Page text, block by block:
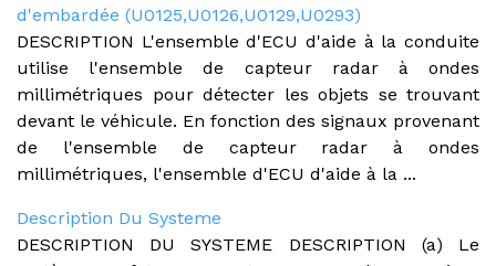
d'embardée (U0125,U0126,U0129,U0293)
DESCRIPTION L'ensemble d'ECU d'aide à la conduite
utilise l'ensemble de capteur radar à ondes
millimétriques pour détecter les objets se trouvant
devant le véhicule. En fonction des signaux provenant
de l'ensemble de capteur radar à ondes
millimétriques, l'ensemble d'ECU d'aide à la ...
Description Du Systeme
DESCRIPTION DU SYSTEME DESCRIPTION (a) Le